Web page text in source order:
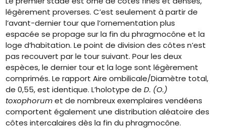
légèrement proverses. C’est seulement à partir de
l’avant-dernier tour que l’ornementation plus
espacée se propage sur la fin du phragmocône et la
loge d’habitation. Le point de division des côtes n’est
pas recouvert par le tour suivant. Pour les deux
espèces, le dernier tour et la loge sont légèrement
comprimés. Le rapport Aire ombilicale/Diamètre total,
de 0,55, est identique. L’holotype deD. (O.)
toxophorumet de nombreux exemplaires vendéens
comportent également une distribution aléatoire des
côtes intercalaires dès la fin du phragmocône.